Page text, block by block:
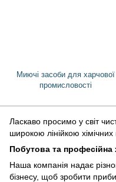
Ласкаво просимо у світ
широкою лінійкою хімічних
Побутова та професійна
Наша компанія надає
бізнесу, щоб зробити
Миючі засоби для харчової
промисловості